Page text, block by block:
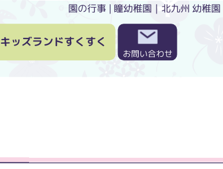
園の行事 | 瞳幼稚園｜北九州 幼稚園
キッズランドすくすく
お問い合わせ